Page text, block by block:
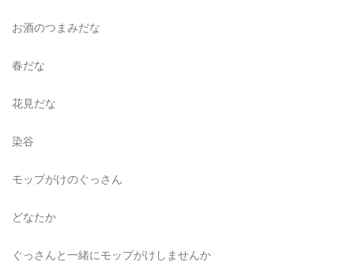
お酒のつまみだな
春だな
花見だな
染谷
モップがけのぐっさん
どなたか
ぐっさんと一緒にモップがけしませんか